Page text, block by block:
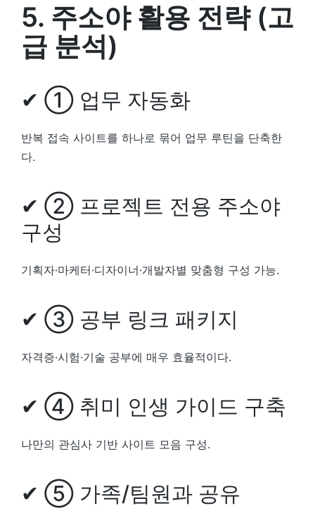
5. 주소야 활용 전략 (고
급 분석)
✔ ① 업무 자동화
반복 접속 사이트를 하나로 묶어 업무 루틴을 단축한
다.
✔ ② 프로젝트 전용 주소야
구성
기획자·마케터·디자이너·개발자별 맞춤형 구성 가능.
✔ ③ 공부 링크 패키지
자격증·시험·기술 공부에 매우 효율적이다.
✔ ④ 취미 인생 가이드 구축
나만의 관심사 기반 사이트 모음 구성.
✔ ⑤ 가족/팀원과 공유